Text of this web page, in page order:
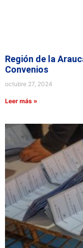
Región de la
Convenios
octubre 27, 2024
Leer más »